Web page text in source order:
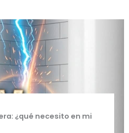
¿qué necesito en mi